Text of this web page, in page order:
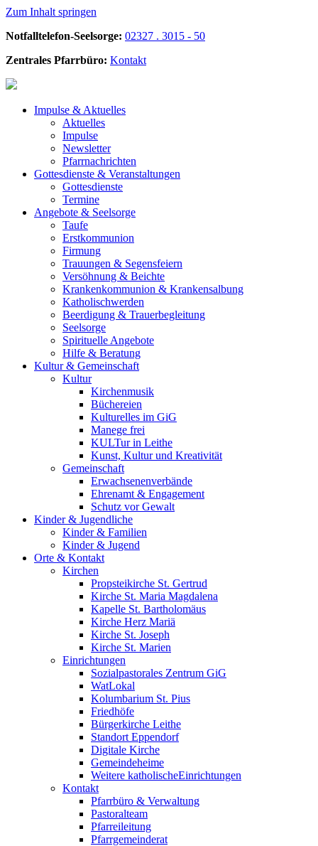
Zum Inhalt springen
Notfalltelefon-Seelsorge: 02327 . 3015 - 50
Zentrales Pfarrbüro: Kontakt
Impulse & Aktuelles
Aktuelles
Impulse
Newsletter
Pfarrnachrichten
Gottesdienste & Veranstaltungen
Gottesdienste
Termine
Angebote & Seelsorge
Taufe
Erstkommunion
Firmung
Trauungen & Segensfeiern
Versöhnung & Beichte
Krankenkommunion & Krankensalbung
Katholischwerden
Beerdigung & Trauerbegleitung
Seelsorge
Spirituelle Angebote
Hilfe & Beratung
Kultur & Gemeinschaft
Kultur
Kirchenmusik
Büchereien
Kulturelles im GiG
Manege frei
KULTur in Leithe
Kunst, Kultur und Kreativität
Gemeinschaft
Erwachsenenverbände
Ehrenamt & Engagement
Schutz vor Gewalt
Kinder & Jugendliche
Kinder & Familien
Kinder & Jugend
Orte & Kontakt
Kirchen
Propsteikirche St. Gertrud
Kirche St. Maria Magdalena
Kapelle St. Bartholomäus
Kirche Herz Mariä
Kirche St. Joseph
Kirche St. Marien
Einrichtungen
Sozialpastorales Zentrum GiG
WatLokal
Kolumbarium St. Pius
Friedhöfe
Bürgerkirche Leithe
Standort Eppendorf
Digitale Kirche
Gemeindeheime
Weitere katholische­­Einrichtungen
Kontakt
Pfarrbüro & Verwaltung
Pastoralteam
Pfarreileitung
Pfarrgemeinderat